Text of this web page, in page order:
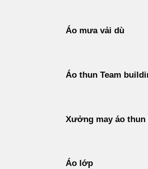
Áo mưa vải dù
Áo thun Team
Xưởng may áo thun
Áo lớp